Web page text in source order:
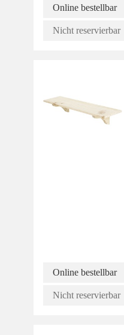
Online bestellbar
Nicht reservierbar
Online bestellbar
Nicht reservierbar